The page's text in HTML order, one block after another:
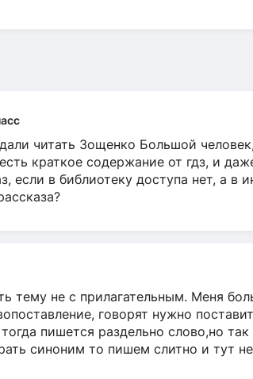
читать Зощенко Большой
краткое содержание от гдз, и
если в библиотеку доступа нет, а в
тему не с прилагательным. Меня
говорят нужно
пишется раздельно слово,но
синоним то пишем слитно и тут